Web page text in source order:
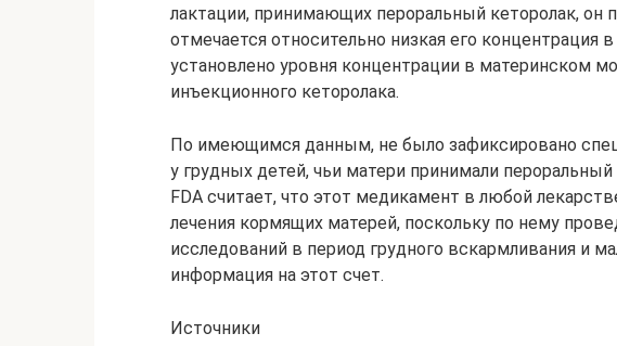
лактации, принимающих пероральный кеторолак, он
отмечается относительно низкая его концентрация
установлено уровня концентрации в материнском
инъекционного кеторолака.
По имеющимся данным, не было зафиксировано
у грудных детей, чьи матери принимали пероральный
FDA считает, что этот медикамент в любой
лечения кормящих матерей, поскольку по нему
исследований в период грудного вскармливания и
информация на этот счет.
Источники